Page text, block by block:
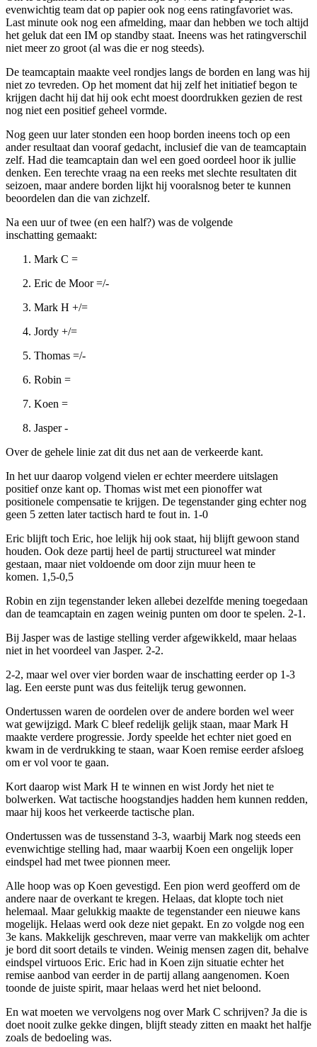
evenwichtig team dat op papier ook nog eens ratingfavoriet was.
Last minute ook nog een afmelding, maar dan hebben we toch altijd
het geluk dat een IM op standby staat. Ineens was het ratingverschil
niet meer zo groot (al was die er nog steeds).
De teamcaptain maakte veel rondjes langs de borden en lang was hij
niet zo tevreden. Op het moment dat hij zelf het initiatief begon te
krijgen dacht hij dat hij ook echt moest doordrukken gezien de rest
nog niet een positief geheel vormde.
Nog geen uur later stonden een hoop borden ineens toch op een
ander resultaat dan vooraf gedacht, inclusief die van de teamcaptain
zelf. Had die teamcaptain dan wel een goed oordeel hoor ik jullie
denken. Een terechte vraag na een reeks met slechte resultaten dit
seizoen, maar andere borden lijkt hij vooralsnog beter te kunnen
beoordelen dan die van zichzelf.
Na een uur of twee (en een half?) was de volgende
inschatting gemaakt:
Mark C =
Eric de Moor =/-
Mark H +/=
Jordy +/=
Thomas =/-
Robin =
Koen =
Jasper -
Over de gehele linie zat dit dus net aan de verkeerde kant.
In het uur daarop volgend vielen er echter meerdere uitslagen
positief onze kant op. Thomas wist met een pionoffer wat
positionele compensatie te krijgen. De tegenstander ging echter nog
geen 5 zetten later tactisch hard te fout in. 1-0
Eric blijft toch Eric, hoe lelijk hij ook staat, hij blijft gewoon stand
houden. Ook deze partij heel de partij structureel wat minder
gestaan, maar niet voldoende om door zijn muur heen te
komen. 1,5-0,5
Robin en zijn tegenstander leken allebei dezelfde mening toegedaan
dan de teamcaptain en zagen weinig punten om door te spelen. 2-1.
Bij Jasper was de lastige stelling verder afgewikkeld, maar helaas
niet in het voordeel van Jasper. 2-2.
2-2, maar wel over vier borden waar de inschatting eerder op 1-3
lag. Een eerste punt was dus feitelijk terug gewonnen.
Ondertussen waren de oordelen over de andere borden wel weer
wat gewijzigd. Mark C bleef redelijk gelijk staan, maar Mark H
maakte verdere progressie. Jordy speelde het echter niet goed en
kwam in de verdrukking te staan, waar Koen remise eerder afsloeg
om er vol voor te gaan.
Kort daarop wist Mark H te winnen en wist Jordy het niet te
bolwerken. Wat tactische hoogstandjes hadden hem kunnen redden,
maar hij koos het verkeerde tactische plan.
Ondertussen was de tussenstand 3-3, waarbij Mark nog steeds een
evenwichtige stelling had, maar waarbij Koen een ongelijk loper
eindspel had met twee pionnen meer.
Alle hoop was op Koen gevestigd. Een pion werd geofferd om de
andere naar de overkant te kregen. Helaas, dat klopte toch niet
helemaal. Maar gelukkig maakte de tegenstander een nieuwe kans
mogelijk. Helaas werd ook deze niet gepakt. En zo volgde nog een
3e kans. Makkelijk geschreven, maar verre van makkelijk om achter
je bord dit soort details te vinden. Weinig mensen zagen dit, behalve
eindspel virtuoos Eric. Eric had in Koen zijn situatie echter het
remise aanbod van eerder in de partij allang aangenomen. Koen
toonde de juiste spirit, maar helaas werd het niet beloond.
En wat moeten we vervolgens nog over Mark C schrijven? Ja die is
doet nooit zulke gekke dingen, blijft steady zitten en maakt het halfje
zoals de bedoeling was.